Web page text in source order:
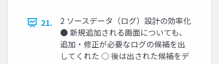
21.
2 ソースデータ（ログ）設計の効率化
● 新規追加される画面についても、
追加・修正が必要なログの候補を出
してくれた ○ 後は出された候補をデ